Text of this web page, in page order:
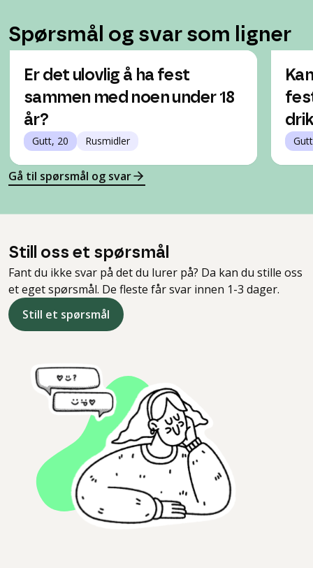
Spørsmål og svar som ligner
Er det ulovlig å ha fest
sammen med noen under 18
år?
Gutt, 20 Rusmidler
Gå til spørsmål og svar
Still oss et spørsmål
Fant du ikke svar på det du lurer på? Da kan du stille oss
et eget spørsmål. De fleste får svar innen 1-3 dager.
Still et spørsmål